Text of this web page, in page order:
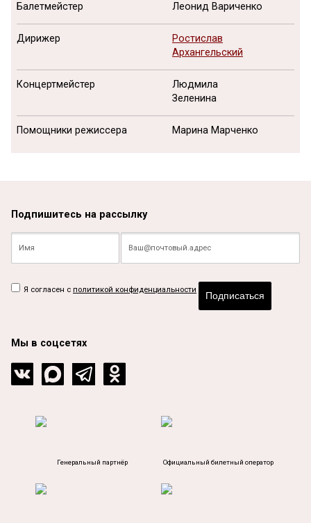
Балетмейстер Леонид Вариченко
Дирижер
Ростислав
Архангельский
Концертмейстер
Людмила
Зеленина
Помощники режиссера Марина Марченко
Подпишитесь на рассылку
Я согласен с политикой конфиденциальности
Подписаться
Мы в соцсетях
Генеральный партнёр Официальный билетный оператор